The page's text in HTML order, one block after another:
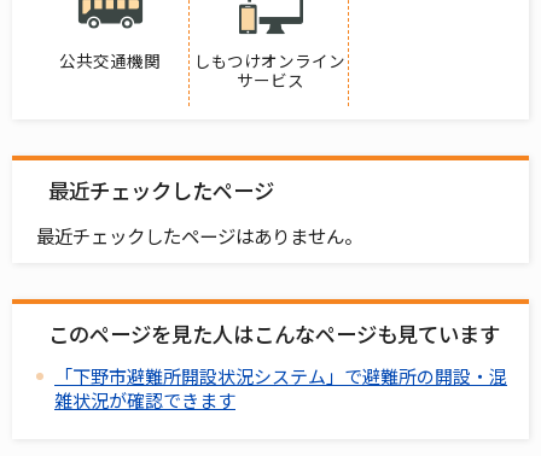
公共交通機関
しもつけオンライン
サービス
最近チェックしたページ
最近チェックしたページはありません。
このページを見た人はこんなページも見ています
「下野市避難所開設状況システム」で避難所の開設・混
雑状況が確認できます